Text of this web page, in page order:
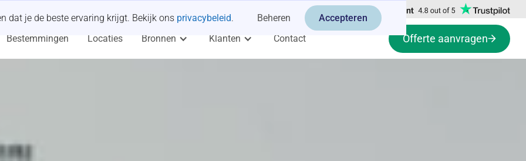
dat je de beste ervaring krijgt. Bekijk ons privacybeleid. Beheren
Accepteren
Bestemmingen
Locaties Bronnen Klanten Contact Offerte aanvragen